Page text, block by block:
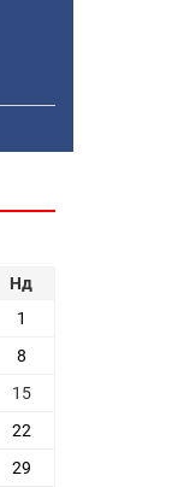
Нд
1
8
15
22
29